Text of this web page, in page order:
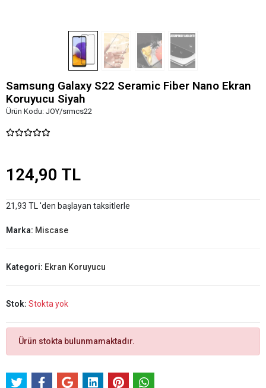
Samsung Galaxy S22 Seramic Fiber Nano Ekran
Koruyucu Siyah
Ürün Kodu: JOY/srmcs22
124,90 TL
21,93 TL 'den başlayan taksitlerle
Marka: Miscase
Kategori: Ekran Koruyucu
Stok: Stokta yok
Ürün stokta bulunmamaktadır.